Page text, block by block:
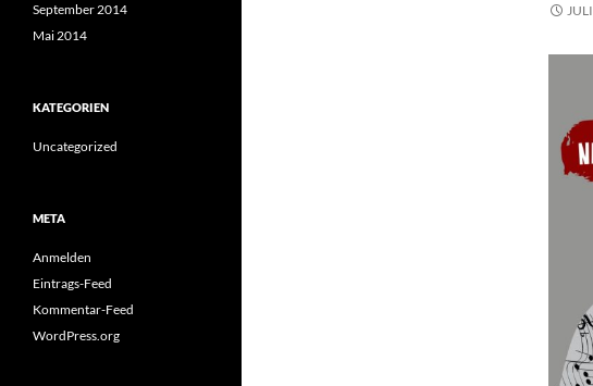
September 2014
Mai 2014
KATEGORIEN
Uncategorized
META
Anmelden
Eintrags-Feed
Kommentar-Feed
WordPress.org